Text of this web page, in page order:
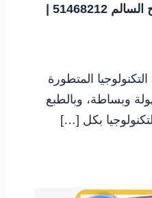
فني كهربائي جمعيه صباح السالم 51468212 |
المتطورة
وبساطة، وبالطبع
بكل […]